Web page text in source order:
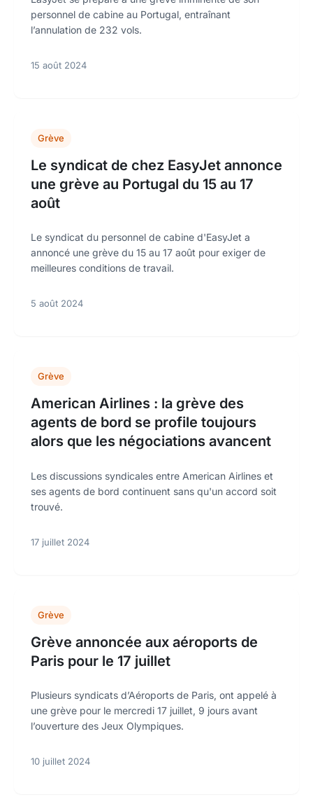
personnel de cabine au Portugal, entraînant
l’annulation de 232 vols.
15 août 2024
Grève
Le syndicat de chez EasyJet annonce
une grève au Portugal du 15 au 17
août
Le syndicat du personnel de cabine d'EasyJet a
annoncé une grève du 15 au 17 août pour exiger de
meilleures conditions de travail.
5 août 2024
Grève
American Airlines : la grève des
agents de bord se profile toujours
alors que les négociations avancent
Les discussions syndicales entre American Airlines et
ses agents de bord continuent sans qu'un accord soit
trouvé.
17 juillet 2024
Grève
Grève annoncée aux aéroports de
Paris pour le 17 juillet
Plusieurs syndicats d’Aéroports de Paris, ont appelé à
une grève pour le mercredi 17 juillet, 9 jours avant
l’ouverture des Jeux Olympiques.
10 juillet 2024